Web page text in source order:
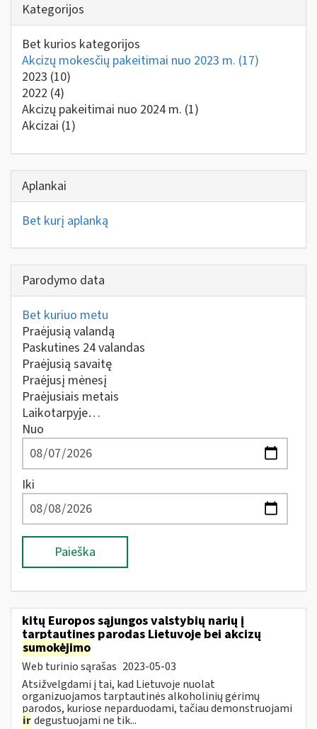
Kategorijos
Bet kurios kategorijos
Akcizų mokesčių pakeitimai nuo 2023 m. (17)
2023 (10)
2022 (4)
Akcizų pakeitimai nuo 2024 m. (1)
Akcizai (1)
Aplankai
Bet kurį aplanką
Parodymo data
Bet kuriuo metu
Praėjusią valandą
Paskutines 24 valandas
Praėjusią savaitę
Praėjusį mėnesį
Praėjusiais metais
Laikotarpyje…
Nuo
Iki
Paieška
kitų Europos sąjungos valstybių narių į
tarptautines parodas Lietuvoje bei akcizų
sumokėjimo
Web turinio sąrašas 2023-05-03
Atsižvelgdami į tai, kad Lietuvoje nuolat
organizuojamos tarptautinės alkoholinių gėrimų
parodos, kuriose neparduodami, tačiau demonstruojami
irdegustuojami ne tik...